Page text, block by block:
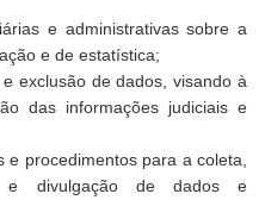
e administrativas sobre a
e de estatística;
exclusão de dados, visando à
das informações judiciais e
procedimentos para a coleta,
e divulgação de dados e